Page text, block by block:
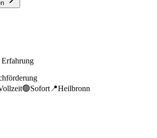
Erfahrung
🟢Sofort 📍Heilbronn